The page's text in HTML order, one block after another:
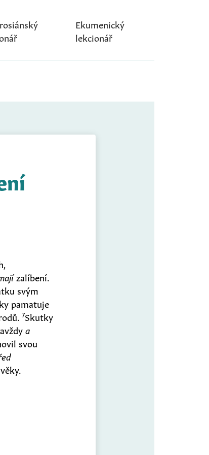
Ekumenický
lekcionář
zalíbení.
svým
pamatuje
7Skutky
a
svou